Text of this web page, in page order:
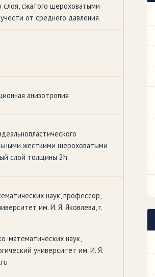
слоя, сжатого шероховатыми
от среднего давления
анизотропия
жесткими шероховатыми
слой толщины 2h.
наук, профессор,
им. И. Я. Яковлева, г.
математических наук,
университет им. И. Я.